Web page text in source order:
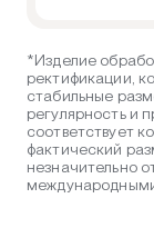
*Изделие
ректификации,
стабильные
регулярность и
соответствует
фактический
незначительно